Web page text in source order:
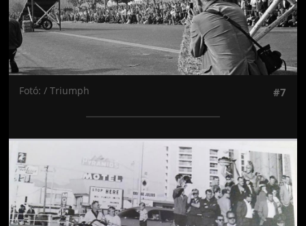
Fotó: / Triumph #7
Jön még kép!